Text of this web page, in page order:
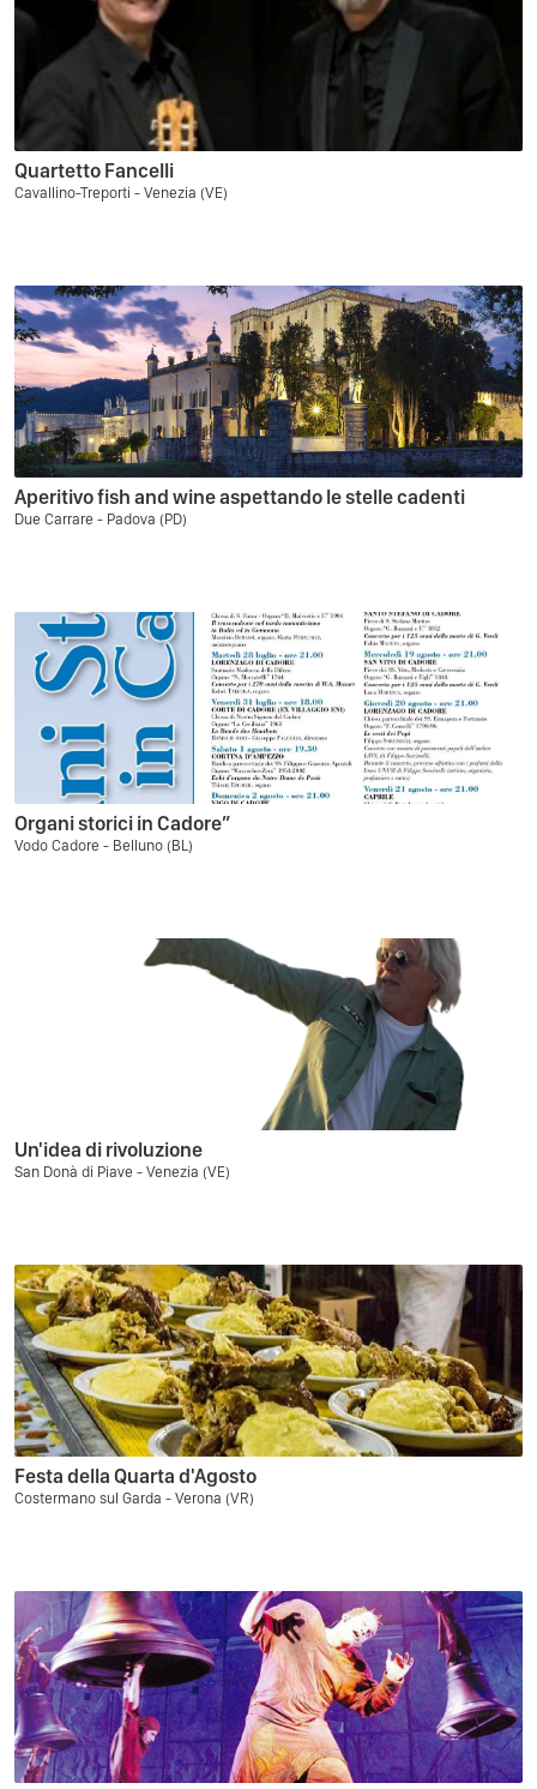
Quartetto Fancelli
Cavallino-Treporti - Venezia (VE)
Aperitivo fish and wine aspettando le stelle cadenti
Due Carrare - Padova (PD)
Organi storici in Cadore”
Vodo Cadore - Belluno (BL)
Un'idea di rivoluzione
San Donà di Piave - Venezia (VE)
Festa della Quarta d'Agosto
Costermano sul Garda - Verona (VR)